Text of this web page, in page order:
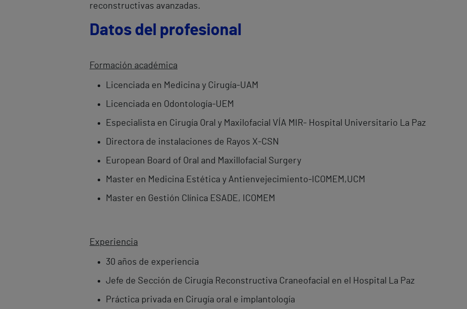
reconstructivas avanzadas.
Datos del profesional
Formación académica
Licenciada en Medicina y Cirugía-UAM
Licenciada en Odontología-UEM
Especialista en Cirugía Oral y Maxilofacial VÍA MIR- Hospital Universitario La Paz
Directora de instalaciones de Rayos X-CSN
European Board of Oral and Maxillofacial Surgery
Master en Medicina Estética y Antienvejecimiento-ICOMEM,UCM
Master en Gestión Clínica ESADE, ICOMEM
Experiencia
30 años de experiencia
Jefe de Sección de Cirugía Reconstructiva Craneofacial en el Hospital La Paz
Práctica privada en Cirugía oral e implantología